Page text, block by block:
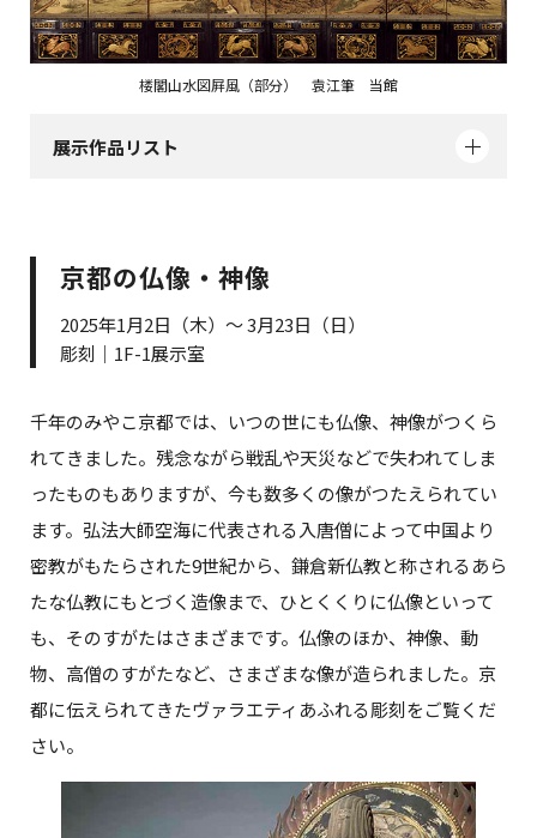
楼閣山水図屛風（部分） 袁江筆 当館
展示作品リスト
京都の仏像・神像
2025年1月2日（木）～ 3月23日（日）
彫刻｜1F-1展示室
千年のみやこ京都では、いつの世にも仏像、神像がつくら
れてきました。残念ながら戦乱や天災などで失われてしま
ったものもありますが、今も数多くの像がつたえられてい
ます。弘法大師空海に代表される入唐僧によって中国より
密教がもたらされた9世紀から、鎌倉新仏教と称されるあら
たな仏教にもとづく造像まで、ひとくくりに仏像といって
も、そのすがたはさまざまです。仏像のほか、神像、動
物、高僧のすがたなど、さまざまな像が造られました。京
都に伝えられてきたヴァラエティあふれる彫刻をご覧くだ
さい。